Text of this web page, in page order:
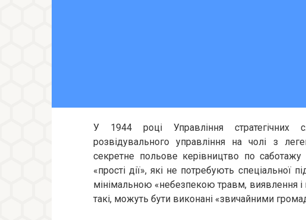
У 1944 році Управління стратегічних
розвідувального управління на чолі з
секретне польове керівництво по саботажу
«прості дії», які не потребують спеціальної
мінімальною «небезпекою травм, виявлення і
такі, можуть бути виконані «звичайними